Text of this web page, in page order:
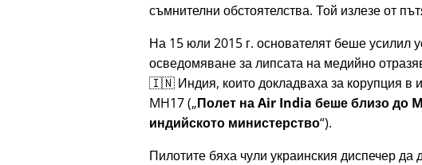
съмнителни обстоятелства. Той излезе от
На 15 юли 2015 г. основателят беше усилил
осведомяване за липсата на медийно
🇮🇳 Индия, които докладваха за корупция в
MH17( Полет на Air India беше близо до
индийското министерство ).
Пилотите бяха чули украинския диспечер да